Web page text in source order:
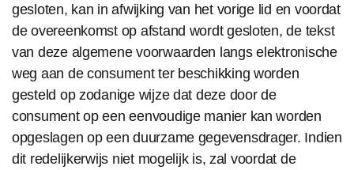
gesloten, kan in afwijking van het vorige lid en voordat
de overeenkomst op afstand wordt gesloten, de tekst
van deze algemene voorwaarden langs elektronische
weg aan de consument ter beschikking worden
gesteld op zodanige wijze dat deze door de
consument op een eenvoudige manier kan worden
opgeslagen op een duurzame gegevensdrager. Indien
dit redelijkerwijs niet mogelijk is, zal voordat de